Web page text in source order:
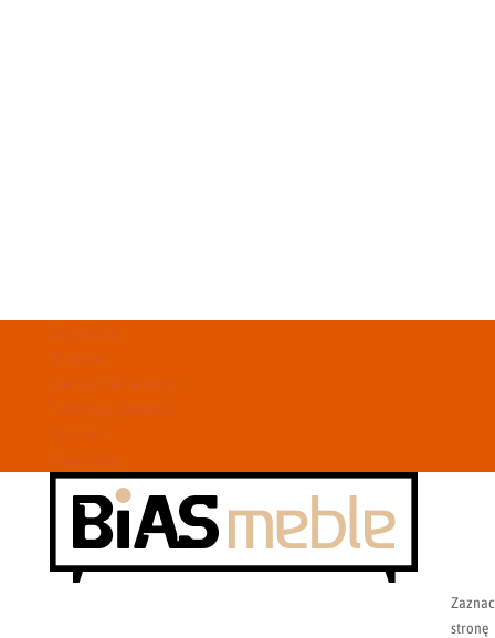
Regulamin
Dostawa
Zwroty i Reklamacje
Polityka prywatności
Ulubione
Moje konto
stronę